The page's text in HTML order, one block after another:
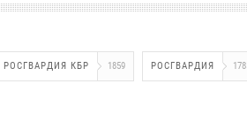
РОСГВАРДИЯ КБР 1859 РОСГВАРДИЯ